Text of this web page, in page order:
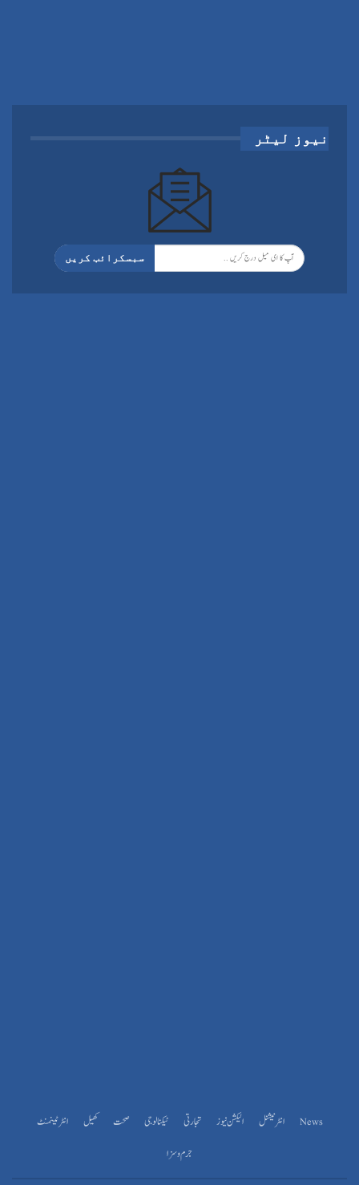
نیوز لیٹر
سبسکرائب کریں
News انٹرنیشنل الیکشن نیوز تجارتی ٹیکنالوجی صحت کھیل
انٹرٹینمنٹ
جرم و سزا